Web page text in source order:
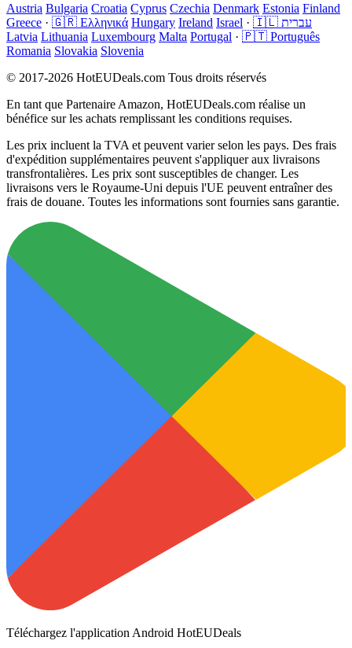
Austria Bulgaria Croatia Cyprus Czechia Denmark Estonia Finland
Greece · 🇬🇷 Ελληνικά Hungary Ireland Israel ·
🇮🇱 עברית
Latvia Lithuania Luxembourg Malta Portugal · 🇵🇹 Português
Romania Slovakia Slovenia
© 2017-2026 HotEUDeals.com Tous droits réservés
En tant que Partenaire Amazon, HotEUDeals.com réalise un
bénéfice sur les achats remplissant les conditions requises.
Les prix incluent la TVA et peuvent varier selon les pays. Des frais
d'expédition supplémentaires peuvent s'appliquer aux livraisons
transfrontalières. Les prix sont susceptibles de changer. Les
livraisons vers le Royaume-Uni depuis l'UE peuvent entraîner des
frais de douane. Toutes les informations sont fournies sans garantie.
Téléchargez l'application Android HotEUDeals